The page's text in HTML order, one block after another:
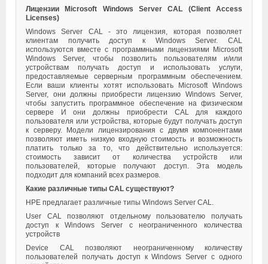
Лицензии Microsoft Windows Server CAL (Client Access
Licenses)
Windows Server CAL - это лицензия, которая позволяет
клиентам получить доступ к Windows Server. CAL
используются вместе с программными лицензиями Microsoft
Windows Server, чтобы позволить пользователям и/или
устройствам получать доступ и использовать услуги,
предоставляемые серверным программным обеспечением.
Если ваши клиенты хотят использовать Microsoft Windows
Server, они должны приобрести лицензию Windows Server,
чтобы запустить программное обеспечение на физическом
сервере И они должны приобрести CAL для каждого
пользователя или устройства, которые будут получать доступ
к серверу. Модели лицензирования с двумя компонентами
позволяют иметь низкую входную стоимость и возможность
платить только за то, что действительно используется:
стоимость зависит от количества устройств или
пользователей, которые получают доступ. Эта модель
подходит для компаний всех размеров.
Какие различные типы CAL существуют?
HPE предлагает различные типы Windows Server CAL.
User CAL позволяют отдельному пользователю получать
доступ к Windows Server с неограниченного количества
устройств
Device CAL позволяют неограниченному количеству
пользователей получать доступ к Windows Server с одного